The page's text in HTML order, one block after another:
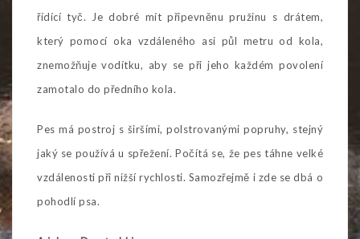
řídící tyč. Je dobré mít připevněnu pružinu s drátem,
který pomocí oka vzdáleného asi půl metru od kola,
znemožňuje vodítku, aby se při jeho každém povolení
zamotalo do předního kola.
Pes má postroj s širšími, polstrovanými popruhy, stejný
jaký se používá u spřežení. Počítá se, že pes táhne velké
vzdálenosti při nižší rychlosti. Samozřejmě i zde se dbá o
pohodlí psa.